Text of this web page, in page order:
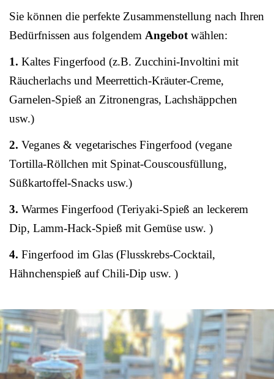
Sie können die perfekte Zusammenstellung nach Ihren
Bedürfnissen aus folgendem Angebotwählen:
1. Kaltes Fingerfood (z.B. Zucchini-Involtini mit
Räucherlachs und Meerrettich-Kräuter-Creme,
Garnelen-Spieß an Zitronengras, Lachshäppchen
usw.)
2. Veganes & vegetarisches Fingerfood (vegane
Tortilla-Röllchen mit Spinat-Couscousfüllung,
Süßkartoffel-Snacks usw.)
3. Warmes Fingerfood (Teriyaki-Spieß an leckerem
Dip, Lamm-Hack-Spieß mit Gemüse usw. )
4. Fingerfood im Glas (Flusskrebs-Cocktail,
Hähnchenspieß auf Chili-Dip usw. )